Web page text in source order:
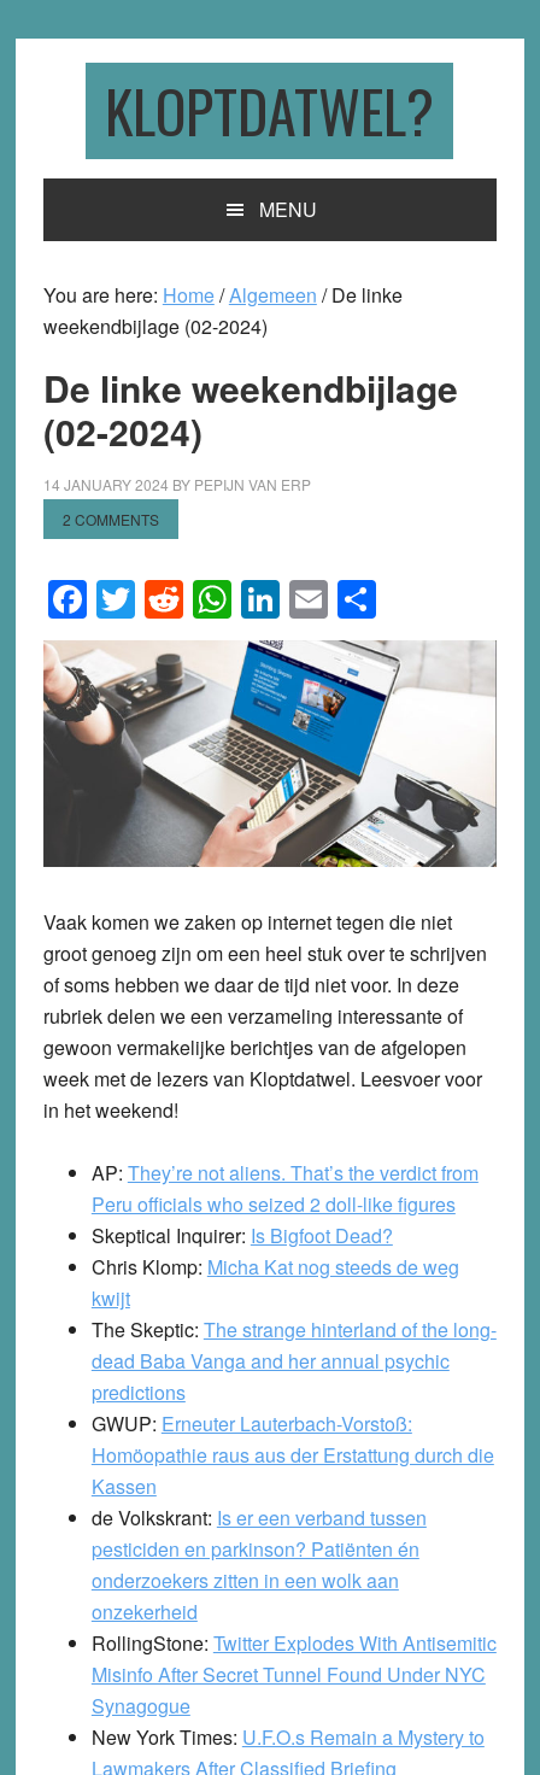
KLOPTDATWEL?
MENU
You are here: Home/Algemeen /De linke
weekendbijlage (02-2024)
De linke weekendbijlage
(02-2024)
14 JANUARY 2024 BY PEPIJN VAN ERP
2 COMMENTS
Facebook
Twitter
Reddit
WhatsApp
LinkedIn
EmailShare
Vaak komen we zaken op internet tegen die niet
groot genoeg zijn om een heel stuk over te schrijven
of soms hebben we daar de tijd niet voor. In deze
rubriek delen we een verzameling interessante of
gewoon vermakelijke berichtjes van de afgelopen
week met de lezers van Kloptdatwel. Leesvoer voor
in het weekend!
AP: They’re not aliens. That’s the verdict from
Peru officials who seized 2 doll-like figures
Skeptical Inquirer: Is Bigfoot Dead?
Chris Klomp: Micha Kat nog steeds de weg
kwijt
The Skeptic: The strange hinterland of the long-
dead Baba Vanga and her annual psychic
predictions
GWUP: Erneuter Lauterbach-Vorstoß:
Homöopathie raus aus der Erstattung durch die
Kassen
de Volkskrant: Is er een verband tussen
pesticiden en parkinson? Patiënten én
onderzoekers zitten in een wolk aan
onzekerheid
RollingStone: Twitter Explodes With Antisemitic
Misinfo After Secret Tunnel Found Under NYC
Synagogue
New York Times: U.F.O.s Remain a Mystery to
Lawmakers After Classified Briefing